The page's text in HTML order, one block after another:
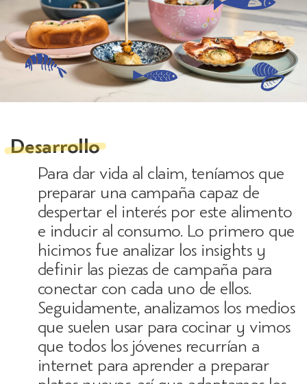
Desarrollo
Para dar vida al claim, teníamos que
preparar una campaña capaz de
despertar el interés por este alimento
e inducir al consumo. Lo primero que
hicimos fue analizar los insights y
definir las piezas de campaña para
conectar con cada uno de ellos.
Seguidamente, analizamos los medios
que suelen usar para cocinar y vimos
que todos los jóvenes recurrían a
internet para aprender a preparar